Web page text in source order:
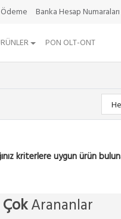
Banka Hesap Numaraları
PON OLT-ONT
kriterlere uygun ürün
Arananlar